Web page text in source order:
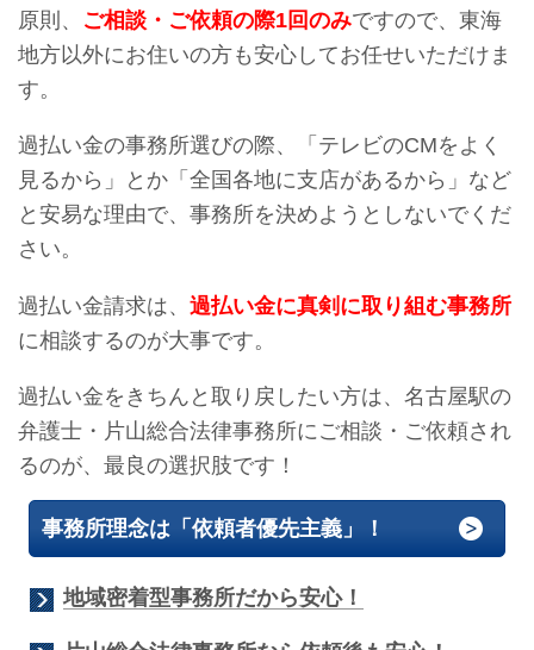
原則、 ご相談・ご依頼の際1回のみですので、東海
地方以外にお住いの方も安心してお任せいただけま
す。
過払い金の事務所選びの際、「テレビのCMをよく
見るから」とか「全国各地に支店があるから」など
と安易な理由で、事務所を決めようとしないでくだ
さい。
過払い金請求は、 過払い金に真剣に取り組む事務所
に相談するのが大事です。
過払い金をきちんと取り戻したい方は、名古屋駅の
弁護士・片山総合法律事務所にご相談・ご依頼され
るのが、最良の選択肢です！
事務所理念は「依頼者優先主義」！
地域密着型事務所だから安心！